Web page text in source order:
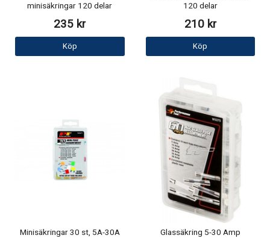
minisäkringar 120 delar
235 kr
Köp
120 delar
210 kr
Köp
Minisäkringar 30 st, 5A-30A Glassäkring 5-30 Amp